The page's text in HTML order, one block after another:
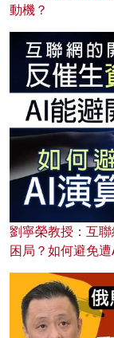
動機？
劉寧榮教授：互
困局？如何避免